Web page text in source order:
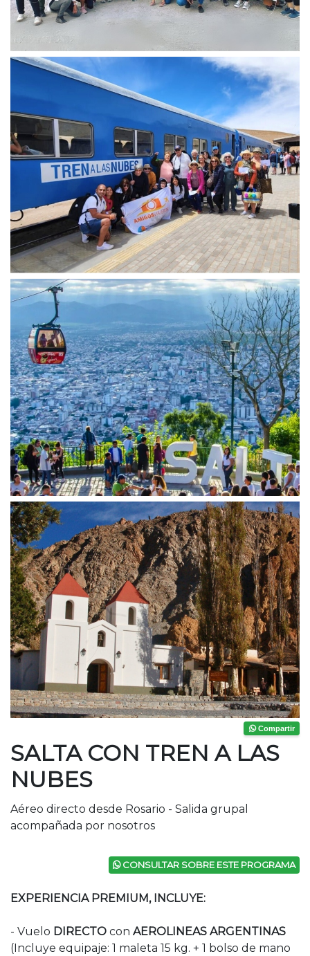
Compartir
SALTA CON TREN A LAS
NUBES
Aéreo directo desde Rosario - Salida grupal
acompañada por nosotros
CONSULTAR SOBRE ESTE PROGRAMA
EXPERIENCIA PREMIUM, INCLUYE:
- Vuelo DIRECTO con AEROLINEAS ARGENTINAS
(Incluye equipaje: 1 maleta 15 kg. + 1 bolso de mano